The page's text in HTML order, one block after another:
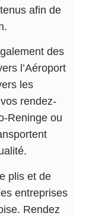
afin de
des
l’Aéroport
les
rendez-
Reninge ou
plis et de
entreprises
Rendez